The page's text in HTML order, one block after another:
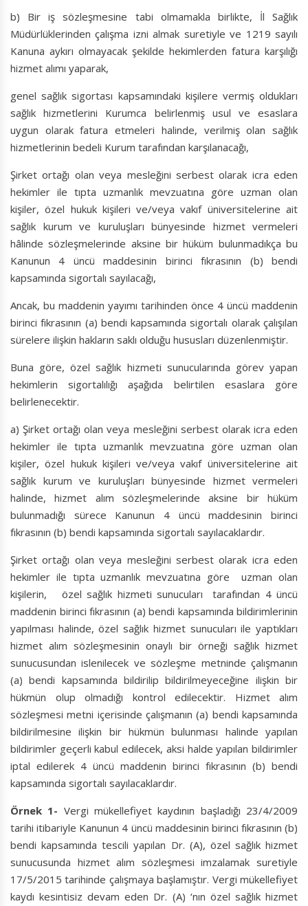
b) Bir iş sözleşmesine tabi olmamakla birlikte, İl Sağlık
Müdürlüklerinden çalışma izni almak suretiyle ve 1219 sayılı
Kanuna aykırı olmayacak şekilde hekimlerden fatura karşılığı
hizmet alımı yaparak,
genel sağlık sigortası kapsamındaki kişilere vermiş oldukları
sağlık hizmetlerini Kurumca belirlenmiş usul ve esaslara
uygun olarak fatura etmeleri halinde, verilmiş olan sağlık
hizmetlerinin bedeli Kurum tarafından karşılanacağı,
Şirket ortağı olan veya mesleğini serbest olarak icra eden
hekimler ile tıpta uzmanlık mevzuatına göre uzman olan
kişiler, özel hukuk kişileri ve/veya vakıf üniversitelerine ait
sağlık kurum ve kuruluşları bünyesinde hizmet vermeleri
hâlinde sözleşmelerinde aksine bir hüküm bulunmadıkça bu
Kanunun 4 üncü maddesinin birinci fıkrasının (b) bendi
kapsamında sigortalı sayılacağı,
Ancak, bu maddenin yayımı tarihinden önce 4 üncü maddenin
birinci fıkrasının (a) bendi kapsamında sigortalı olarak çalışılan
sürelere ilişkin hakların saklı olduğu hususları düzenlenmiştir.
Buna göre, özel sağlık hizmeti sunucularında görev yapan
hekimlerin sigortalılığı aşağıda belirtilen esaslara göre
belirlenecektir.
a) Şirket ortağı olan veya mesleğini serbest olarak icra eden
hekimler ile tıpta uzmanlık mevzuatına göre uzman olan
kişiler, özel hukuk kişileri ve/veya vakıf üniversitelerine ait
sağlık kurum ve kuruluşları bünyesinde hizmet vermeleri
halinde, hizmet alım sözleşmelerinde aksine bir hüküm
bulunmadığı sürece Kanunun 4 üncü maddesinin birinci
fıkrasının (b) bendi kapsamında sigortalı sayılacaklardır.
Şirket ortağı olan veya mesleğini serbest olarak icra eden
hekimler ile tıpta uzmanlık mevzuatına göre uzman olan
kişilerin, özel sağlık hizmeti sunucuları tarafından 4 üncü
maddenin birinci fıkrasının (a) bendi kapsamında bildirimlerinin
yapılması halinde, özel sağlık hizmet sunucuları ile yaptıkları
hizmet alım sözleşmesinin onaylı bir örneği sağlık hizmet
sunucusundan islenilecek ve sözleşme metninde çalışmanın
(a) bendi kapsamında bildirilip bildirilmeyeceğine ilişkin bir
hükmün olup olmadığı kontrol edilecektir. Hizmet alım
sözleşmesi metni içerisinde çalışmanın (a) bendi kapsamında
bildirilmesine ilişkin bir hükmün bulunması halinde yapılan
bildirimler geçerli kabul edilecek, aksi halde yapılan bildirimler
iptal edilerek 4 üncü maddenin birinci fıkrasının (b) bendi
kapsamında sigortalı sayılacaklardır.
Örnek 1- Vergi mükellefiyet kaydının başladığı 23/4/2009
tarihi itibariyle Kanunun 4 üncü maddesinin birinci fıkrasının (b)
bendi kapsamında tescili yapılan Dr. (A), özel sağlık hizmet
sunucusunda hizmet alım sözleşmesi imzalamak suretiyle
17/5/2015 tarihinde çalışmaya başlamıştır. Vergi mükellefiyet
kaydı kesintisiz devam eden Dr. (A) ‘nın özel sağlık hizmet